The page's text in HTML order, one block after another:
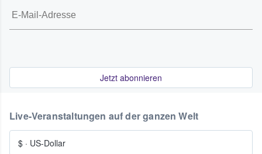
Jetzt abonnieren
Live-Veranstaltungen auf der ganzen Welt
$ · US-Dollar